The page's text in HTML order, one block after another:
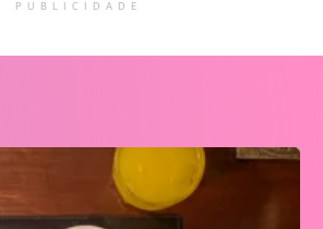
PUBLICIDADE